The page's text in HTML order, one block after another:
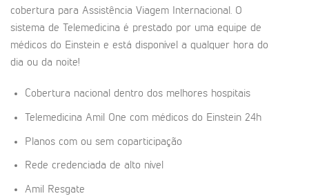
cobertura para Assistência Viagem Internacional. O
sistema de Telemedicina é prestado por uma equipe de
médicos do Einstein e está disponível a qualquer hora do
dia ou da noite!
Cobertura nacional dentro dos melhores hospitais
Telemedicina Amil One com médicos do Einstein 24h
Planos com ou sem coparticipação
Rede credenciada de alto nível
Amil Resgate